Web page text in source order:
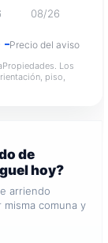
08/26
Precio del aviso
Los
piso,
de
hoy?
arriendo
comuna y